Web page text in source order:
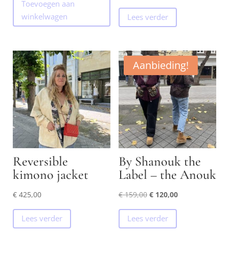
was:
€ 49,95.
is:
€ 30,00.
Toevoegen aan
winkelwagen
Lees verder
Reversible
kimono jacket
€ 425,00
Lees verder
Aanbieding!
By Shanouk the
Label – the Anouk
€159,00 Oorspronkelijke
prijs
was:
€120,00Huidige
Lees verder